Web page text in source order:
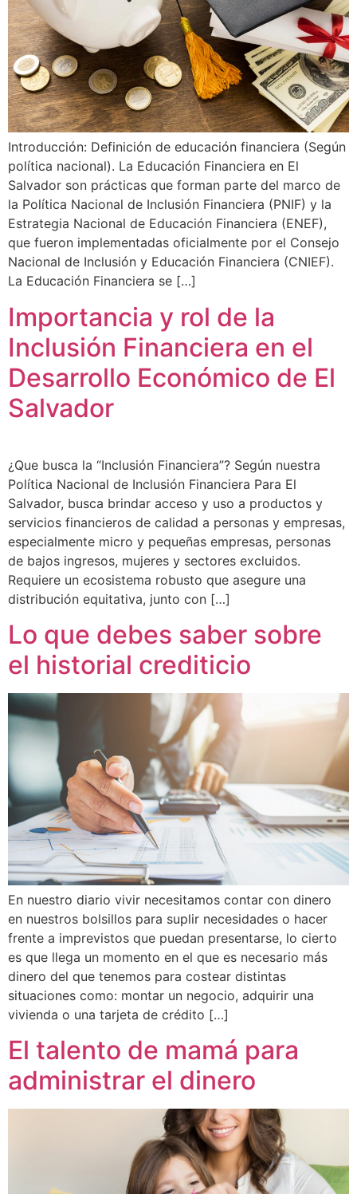
Introducción: Definición de educación financiera (Según
política nacional). La Educación Financiera en El
Salvador son prácticas que forman parte del marco de
la Política Nacional de Inclusión Financiera (PNIF) y la
Estrategia Nacional de Educación Financiera (ENEF),
que fueron implementadas oficialmente por el Consejo
Nacional de Inclusión y Educación Financiera (CNIEF).
La Educación Financiera se […]
Importancia y rol de la
Inclusión Financiera en el
Desarrollo Económico de El
Salvador
¿Que busca la “Inclusión Financiera”? Según nuestra
Política Nacional de Inclusión Financiera Para El
Salvador, busca brindar acceso y uso a productos y
servicios financieros de calidad a personas y empresas,
especialmente micro y pequeñas empresas, personas
de bajos ingresos, mujeres y sectores excluidos.
Requiere un ecosistema robusto que asegure una
distribución equitativa, junto con […]
Lo que debes saber sobre
el historial crediticio
En nuestro diario vivir necesitamos contar con dinero
en nuestros bolsillos para suplir necesidades o hacer
frente a imprevistos que puedan presentarse, lo cierto
es que llega un momento en el que es necesario más
dinero del que tenemos para costear distintas
situaciones como: montar un negocio, adquirir una
vivienda o una tarjeta de crédito […]
El talento de mamá para
administrar el dinero